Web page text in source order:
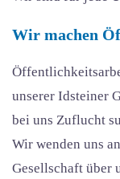
Wir machen
unserer Idsteiner
bei uns Zuflucht
Wir wenden uns
Gesellschaft über